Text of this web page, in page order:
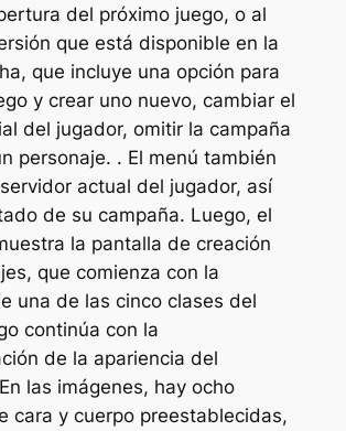
del próximo juego, o al
que está disponible en la
que incluye una opción para
y crear uno nuevo, cambiar el
del jugador, omitir la campaña
personaje. . El menú también
actual del jugador, así
de su campaña. Luego, el
la pantalla de creación
que comienza con la
una de las cinco clases del
continúa con la
de la apariencia del
las imágenes, hay ocho
cara y cuerpo preestablecidas,